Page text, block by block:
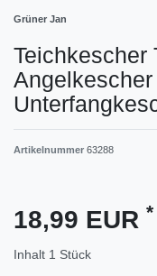
Grüner Jan
Teichkescher
Artikelnummer 63288
18,99 EUR *
Inhalt 1 Stück